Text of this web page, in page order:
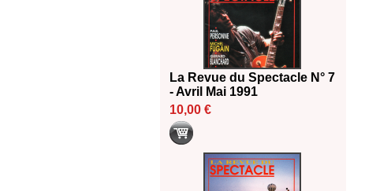
La Revue du Spectacle N° 7
- Avril Mai 1991
10,00 €